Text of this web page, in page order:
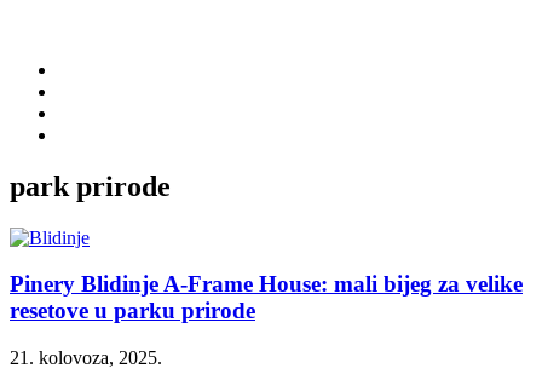
park prirode
Pinery Blidinje A-Frame House: mali bijeg za velike
resetove u parku prirode
21. kolovoza, 2025.